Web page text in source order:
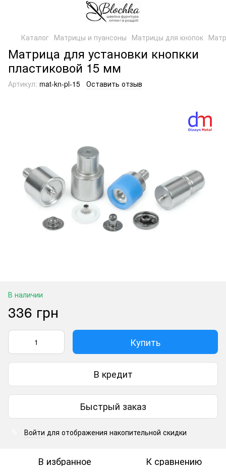
Каталог Матрицы и пуансоны Матрицы для кнопок
Матрица для установки кнопкки
пластиковой 15 мм
Артикул: mat-kn-pl-15 Оставить отзыв
В наличии
336 грн
Купить
В кредит
Быстрый заказ
Войти для отображения накопительной скидки
В избранное К сравнению